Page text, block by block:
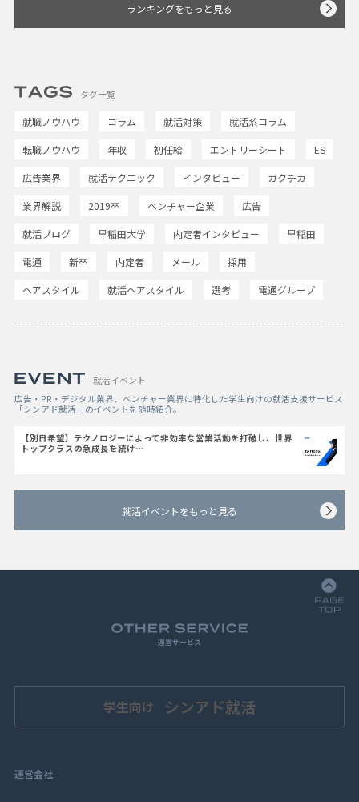
ランキングをもっと見る
タグ一覧
就職ノウハウ コラム 就活対策 就活系コラム
転職ノウハウ 年収 初任給 エントリーシート ES
広告業界 就活テクニック インタビュー ガクチカ
業界解説 2019卒 ベンチャー企業 広告
就活ブログ 早稲田大学 内定者インタビュー 早稲田
電通 新卒 内定者 メール 採用
ヘアスタイル 就活ヘアスタイル 選考 電通グループ
就活イベント
広告・PR・デジタル業界、ベンチャー業界に特化した学生向けの就活支援サービス
「シンアド就活」のイベントを随時紹介。
【別日希望】テクノロジーによって非効率な営業活動を打破し、世界
トップクラスの急成長を続け…
就活イベントをもっと見る
運営サービス
学生向け シンアド就活
運営会社